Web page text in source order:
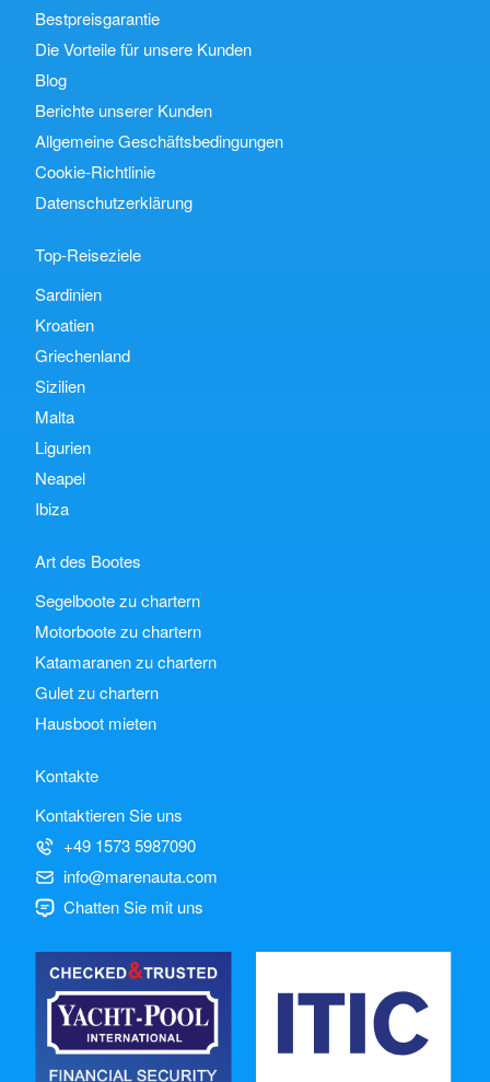
Bestpreisgarantie
Die Vorteile für unsere Kunden
Blog
Berichte unserer Kunden
Allgemeine Geschäftsbedingungen
Cookie-Richtlinie
Datenschutzerklärung
Top-Reiseziele
Sardinien
Kroatien
Griechenland
Sizilien
Malta
Ligurien
Neapel
Ibiza
Art des Bootes
Segelboote zu chartern
Motorboote zu chartern
Katamaranen zu chartern
Gulet zu chartern
Hausboot mieten
Kontakte
Kontaktieren Sie uns
+49 1573 5987090
info@marenauta.com
Chatten Sie mit uns